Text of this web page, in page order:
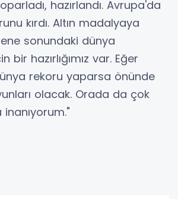
hazırlandı. Avrupa'da
kırdı. Altın madalyaya
sonundaki dünya
bir hazırlığımız var. Eğer
rekoru yaparsa önünde
olacak. Orada da çok
inanıyorum."